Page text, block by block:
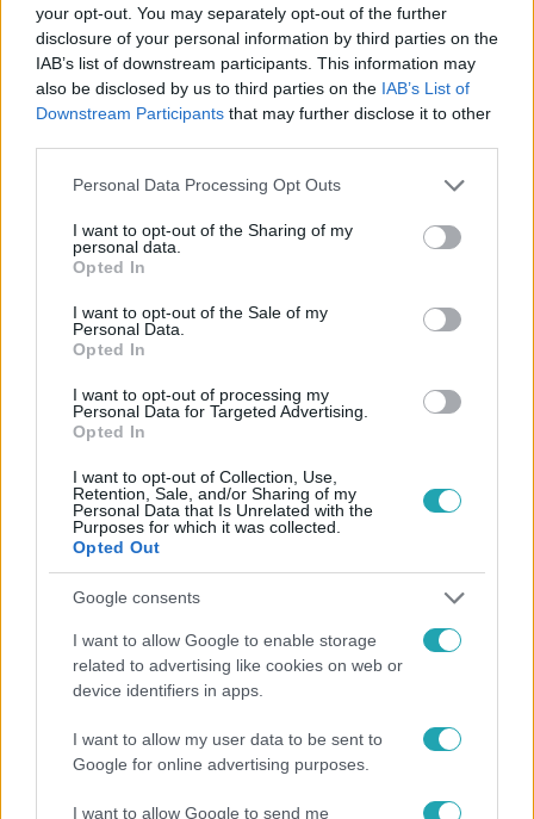
your opt-out. You may separately opt-out of the further
disclosure of your personal information by third parties on the
IAB’s list of downstream participants. This information may
also be disclosed by us to third parties on the IAB’s List of
Downstream Participants that may further disclose it to other
Please note that this website/app uses one or more Google
not limited to your visit or usage behaviour. You may click to
grant or deny consent to Google and its third-party tags to
use your data for below specified purposes in below Google
consent section.
Personal Data Processing Opt Outs
I want to opt-out of the Sharing of my
personal data.
Opted In
I want to opt-out of the Sale of my
Personal Data.
Opted In
I want to opt-out of processing my
Personal Data for Targeted Advertising.
Opted In
I want to opt-out of Collection, Use,
Retention, Sale, and/or Sharing of my
Personal Data that Is Unrelated with the
Purposes for which it was collected.
Opted Out
Google consents
I want to allow Google to enable storage
related to advertising like cookies on web or
device identifiers in apps.
I want to allow my user data to be sent to
Google for online advertising purposes.
I want to allow Google to send me
Kövess minket, és értesülj a friss hírekről a
Facebookon is!
HÍRADÓ # BALESET #HALÁLOS TŰZOLTÓK
Népszerű